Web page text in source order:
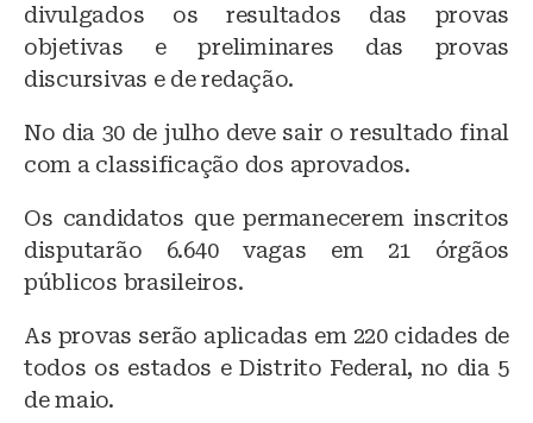
divulgados os resultados das provas
objetivas e preliminares das provas
discursivas e de redação.
No dia 30 de julho deve sair o resultado final
com a classificação dos aprovados.
Os candidatos que permanecerem inscritos
disputarão 6.640 vagas em 21 órgãos
públicos brasileiros.
As provas serão aplicadas em 220 cidades de
todos os estados e Distrito Federal, no dia 5
de maio.